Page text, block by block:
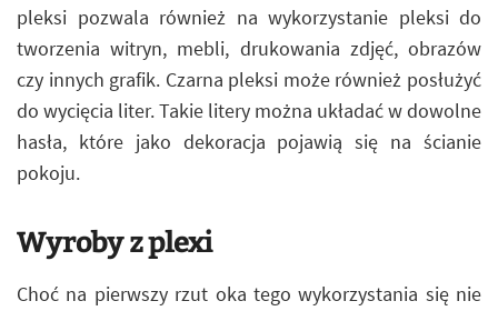
pleksi pozwala również na wykorzystanie pleksi do
tworzenia witryn, mebli, drukowania zdjęć, obrazów
czy innych grafik. Czarna pleksi może również posłużyć
do wycięcia liter. Takie litery można układać w dowolne
hasła, które jako dekoracja pojawią się na ścianie
pokoju.
Wyroby z plexi
Choć na pierwszy rzut oka tego wykorzystania się nie